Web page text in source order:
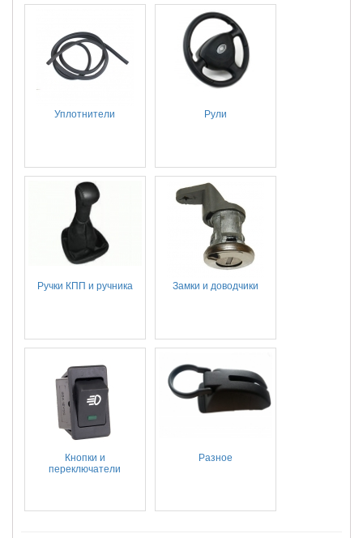
Уплотнители Рули
Ручки КПП и ручника Замки и доводчики
Кнопки и
переключатели
Разное